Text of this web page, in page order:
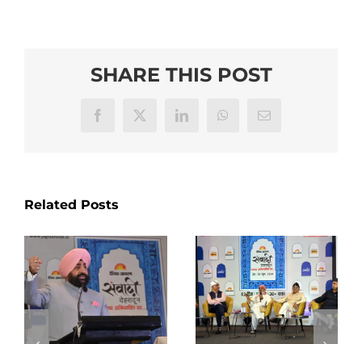
SHARE THIS POST
Facebook
X LinkedInWhatsAppEmail
Related Posts